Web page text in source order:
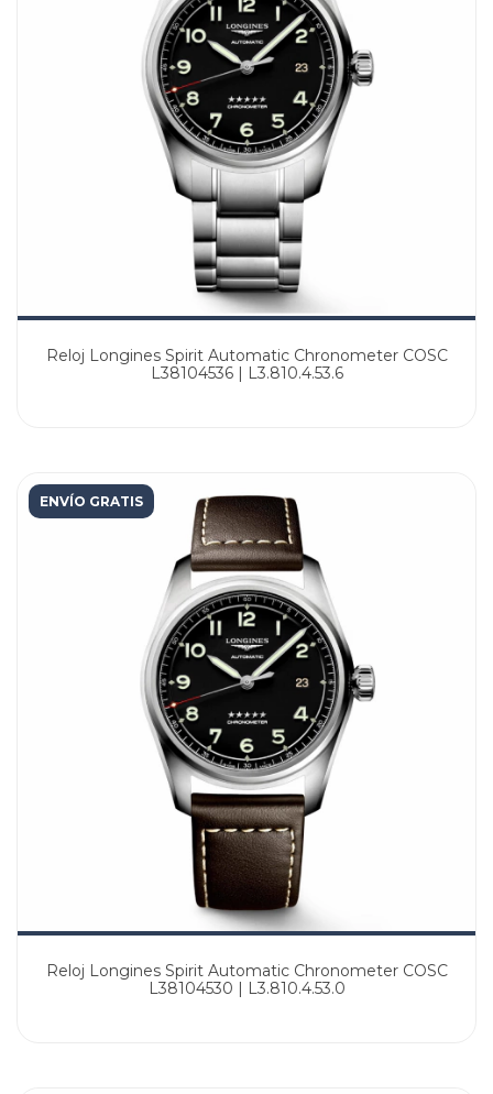
Reloj Longines Spirit Automatic Chronometer COSC
L38104536 | L3.810.4.53.6
ENVÍO GRATIS
Reloj Longines Spirit Automatic Chronometer COSC
L38104530 | L3.810.4.53.0